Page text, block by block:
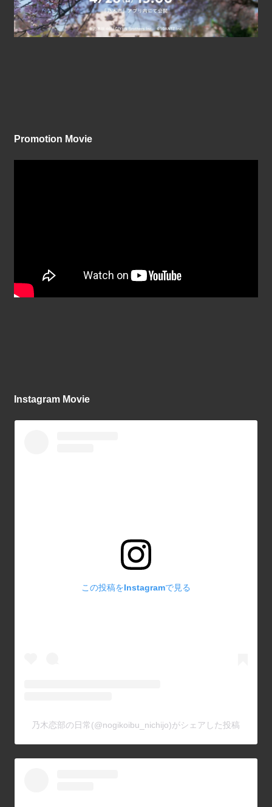
Promotion Movie
Instagram Movie
この投稿をInstagramで見る
乃木恋部の日常(@nogikoibu_nichijo)がシェアした投稿